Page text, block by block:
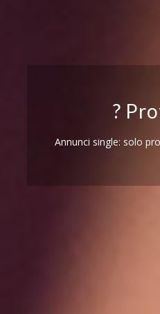
?
Annunci single: solo